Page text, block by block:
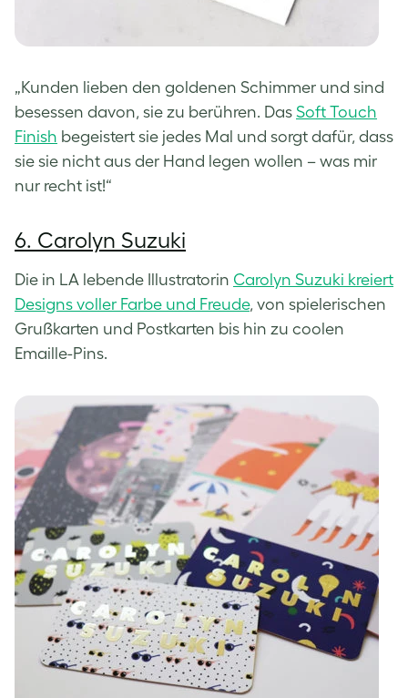
„Kunden lieben den goldenen Schimmer und sind
besessen davon, sie zu berühren. Das Soft Touch
Finish begeistert sie jedes Mal und sorgt dafür, dass
sie sie nicht aus der Hand legen wollen – was mir
nur recht ist!“
6. Carolyn Suzuki
Die in LA lebende Illustratorin Carolyn Suzuki kreiert
Designs voller Farbe und Freude, von spielerischen
Grußkarten und Postkarten bis hin zu coolen
Emaille-Pins.